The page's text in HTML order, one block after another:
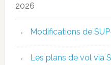
2026
Modifications de
Les plans de vol via